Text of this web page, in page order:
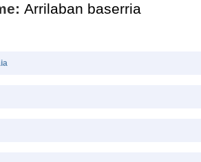
Arrilaban baserria